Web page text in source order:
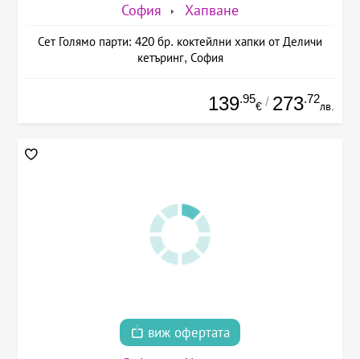
София Хапване
Сет Голямо парти: 420 бр. коктейлни хапки от Деличи
кетъринг, София
139.95
€ / 273.72
лв.
виж офертата